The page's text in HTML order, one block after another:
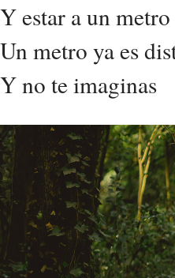
Y estar a un
Un metro ya es
Y no te imaginas